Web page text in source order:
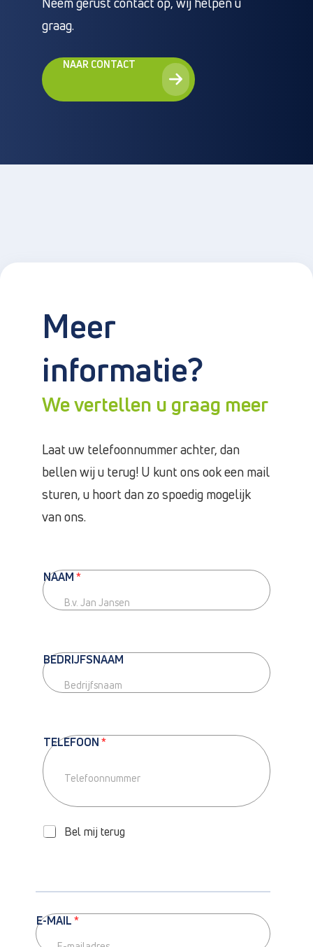
graag.
NAAR CONTACT
Meer
informatie?
We vertellen u graag meer
Laat uw telefoonnummer achter, dan
bellen wij u terug! U kunt ons ook een mail
sturen, u hoort dan zo spoedig mogelijk
van ons.
NAAM*
BEDRIJFSNAAM
TELEFOON*
T
O
O
N
Bel mij terug
E-MAIL*